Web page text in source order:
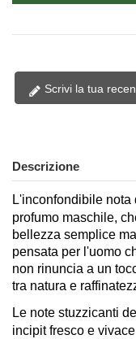
Scrivi la tua
Descrizione
L'inconfondibile nota
profumo maschile,
bellezza semplice
pensata per l'uomo
non rinuncia a un
tra natura e
Le note stuzzicanti
incipit fresco e